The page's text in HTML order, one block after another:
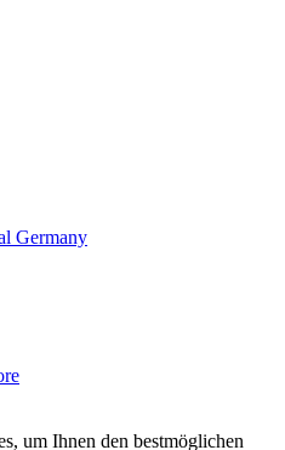
um Ihnen den bestmöglichen